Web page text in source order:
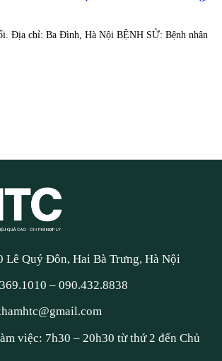
Địa chỉ: Ba Đình, Hà Nội BỆNH SỬ: Bệnh nhân
Lê Quý Đôn, Hai Bà Trưng, Hà Nội
–090.432.8838
việc: 7h30 – 20h30 từ thứ 2 đến Chủ